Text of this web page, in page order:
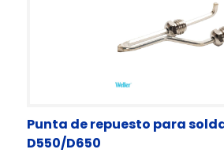
Punta de repuesto para
D550/D650